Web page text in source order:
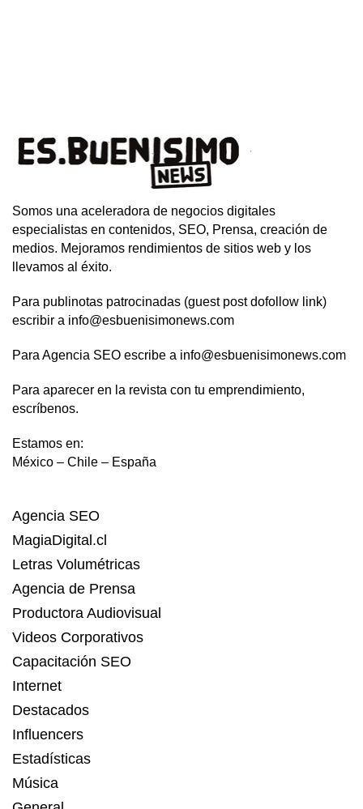
Somos una aceleradora de negocios digitales
especialistas en contenidos, SEO, Prensa, creación de
medios. Mejoramos rendimientos de sitios web y los
llevamos al éxito.
Para publinotas patrocinadas (guest post dofollow link)
escribir a info@esbuenisimonews.com
Para Agencia SEO escribe a info@esbuenisimonews.com
Para aparecer en la revista con tu emprendimiento,
escríbenos.
Estamos en:
México – Chile – España
Agencia SEO
MagiaDigital.cl
Letras Volumétricas
Agencia de Prensa
Productora Audiovisual
Videos Corporativos
Capacitación SEO
Internet
Destacados
Influencers
Estadísticas
Música